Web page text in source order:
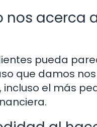
nos acerca
pueda
que damos
el más